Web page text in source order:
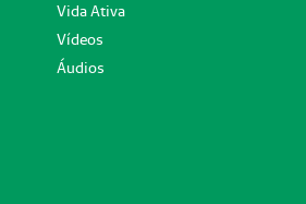
Vida Ativa
Vídeos
Áudios